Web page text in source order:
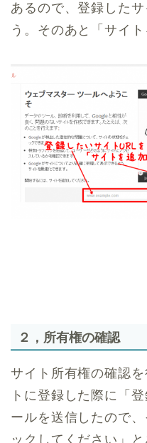
あるので、登録した
う。そのあと「サイ
２，所有権の確認
サイト所有権の確認
トに登録した際に「
ールを送信したので
ックしてください」